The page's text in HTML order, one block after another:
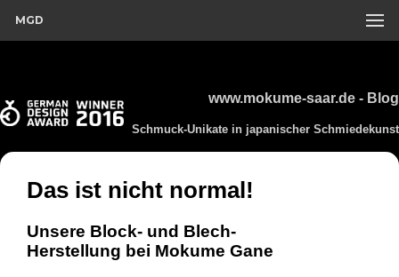
MGD
www.mokume-saar.de - Blog
Schmuck-Unikate in japanischer Schmiedekunst
Das ist nicht normal!
Unsere Block- und Blech-
Herstellung bei Mokume Gane